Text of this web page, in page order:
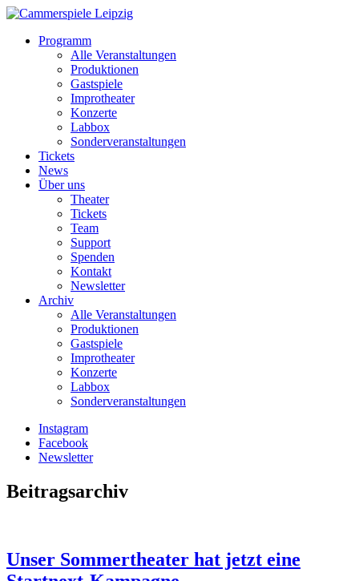
Programm
Alle Veranstaltungen
Produktionen
Gastspiele
Improtheater
Konzerte
Labbox
Sonderveranstaltungen
Tickets
News
Über uns
Theater
Tickets
Team
Support
Spenden
Kontakt
Newsletter
Archiv
Alle Veranstaltungen
Produktionen
Gastspiele
Improtheater
Konzerte
Labbox
Sonderveranstaltungen
Instagram
Facebook
Newsletter
Beitragsarchiv
Unser Sommertheater hat jetzt eine